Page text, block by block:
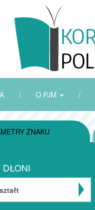
/ O PJM /
ZNAKU
DŁONI